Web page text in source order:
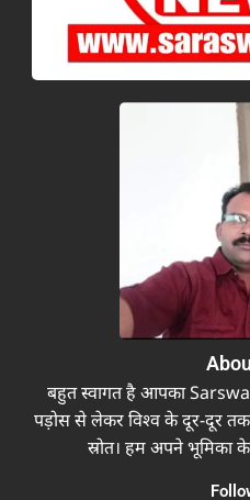
बहुत स्वागत है आपका
पड़ोस से लेकर विश्व के दूर-दूर
स्रोत। हम अपने भूमिका